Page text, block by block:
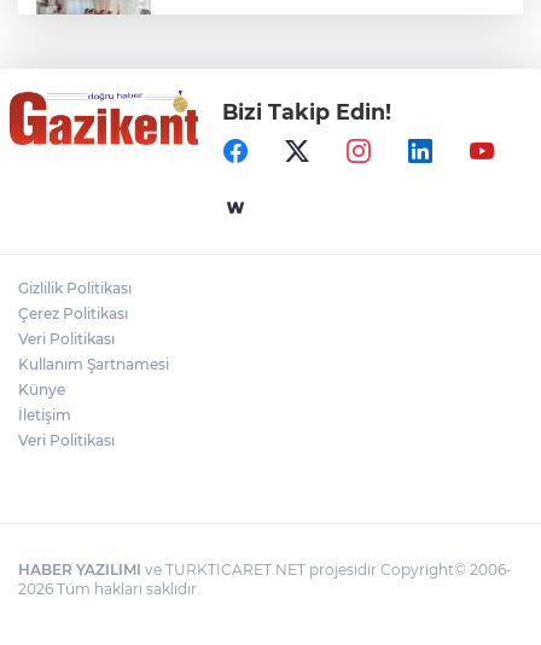
"BEBEĞİ TÜM GECE AYNI BEZLE
BIRAKMAYIN!"
Gaziantep Üniversitesi Elektrik-Elektronik
Bizi Takip Edin!
Gizlilik Politikası
Çerez Politikası
Veri Politikası
Kullanım Şartnamesi
Künye
İletişim
Veri Politikası
HABER YAZILIMI ve TURKTICARET.NET projesidir Copyright© 2006-
2026 Tüm hakları saklıdır.